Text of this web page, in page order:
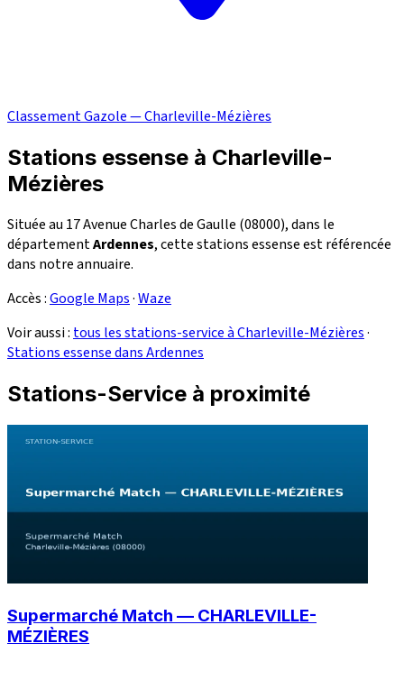
Classement Gazole — Charleville-Mézières
Stations essense à Charleville-
Mézières
Située au 17 Avenue Charles de Gaulle (08000), dans le
départementArdennes, cette stations essense est référencée
dans notre annuaire.
Accès :Google Maps·Waze
Voir aussi : tous les stations-service à Charleville-Mézières·
Stations essense dans Ardennes
Stations-Service à proximité
Supermarché Match — CHARLEVILLE-
MÉZIÈRES